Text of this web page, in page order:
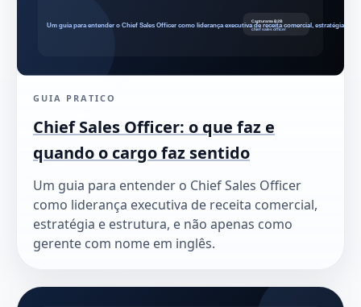
GUIA PRATICO
Chief Sales Officer: o que faz e
quando o cargo faz sentido
Um guia para entender o Chief Sales Officer
como liderança executiva de receita comercial,
estratégia e estrutura, e não apenas como
gerente com nome em inglês.